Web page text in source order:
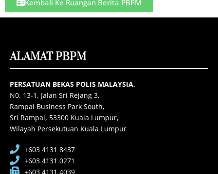
Kembali Ke Ruangan Berita PBPM
ALAMAT PBPM
PERSATUAN BEKAS POLIS MALAYSIA,
N0. 13-1, Jalan Sri Rejang 3,
Rampai Business Park South,
Sri Rampai, 53300 Kuala Lumpur,
Wilayah Persekutuan Kuala Lumpur
+603 4131 8437
+603 4131 0271
+603 4131 4039